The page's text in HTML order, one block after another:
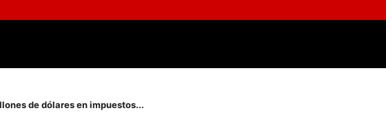
de dólares en impuestos...